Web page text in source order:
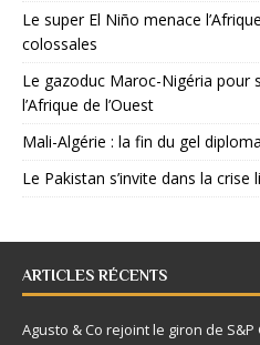
Le super El Niño menace
colossales
Le gazoduc Maroc-Nigéria pour
l’Afrique de l’Ouest
Mali-Algérie : la fin du gel
Le Pakistan s’invite dans la crise
ARTICLES RÉCENTS
Agusto & Co rejoint le giron de S&P